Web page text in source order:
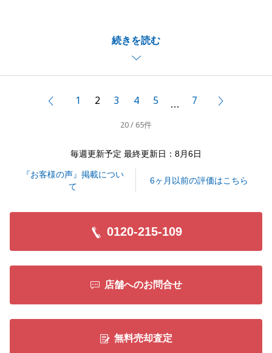
続きを読む
られましたこと、重ねて御礼申し上げます。
書類の手配やお手続きなど、ご不便をおかけすること
もあったかと存じますが、このような大切なご縁をい
また、お困り事がございましたら、どんな些細なこと
今後とも末永くよろしくお願い申し上げます。
閉じる
前へ1 2 3 4 5 … 7
20 / 65件
毎週更新予定 最終更新日：8月6日
『お客様の声』掲載につい
て
6ヶ月以前の評価はこちら
0120-215-109
店舗へのお問合せ
無料売却査定